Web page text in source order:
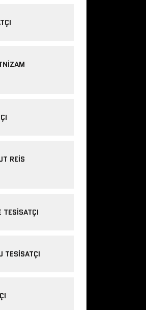
REIS
TESISATÇI
TESISATÇI